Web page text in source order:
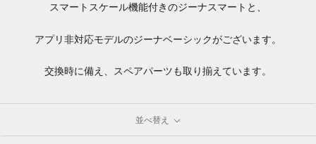
スマートスケール機能付きのジーナスマートと、
アプリ非対応モデルのジーナベーシックがございます。
交換時に備え、スペアパーツも取り揃えています。
並べ替え